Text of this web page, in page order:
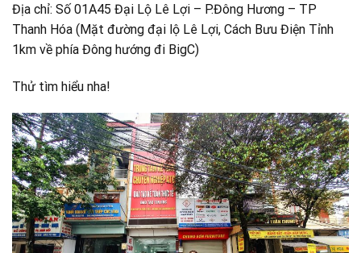
Địa chỉ: Số 01A45 Đại Lộ Lê Lợi – P.Đông Hương – TP
Thanh Hóa (Mặt đường đại lộ Lê Lợi, Cách Bưu Điện Tỉnh
1km về phía Đông hướng đi BigC)
Thử tìm hiểu nha!